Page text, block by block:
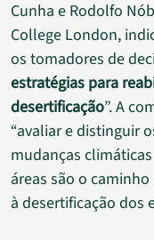
Cunha e Rodolfo
College London,
os tomadores de
estratégias para
desertificação”. A
“avaliar e distinguir
mudanças
áreas são o
à desertificação dos